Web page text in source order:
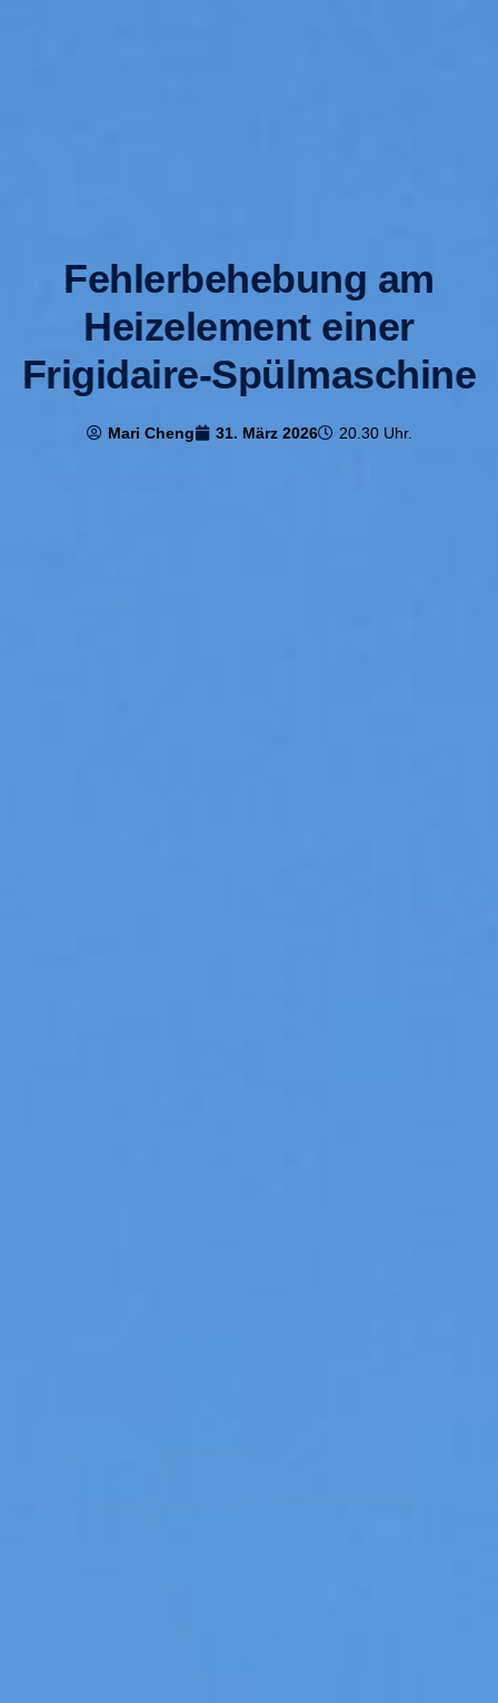
Fehlerbehebung am
Heizelement einer
Frigidaire-Spülmaschine
Mari Cheng 31. März 2026 20.30 Uhr.